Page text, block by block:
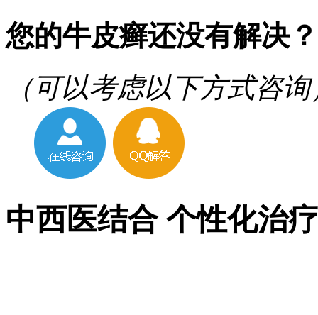
您的牛皮癣还没有解决？
（可以考虑以下方式咨询
中西医结合 个性化治